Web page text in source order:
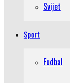
Svijet
Sport
Fudbal